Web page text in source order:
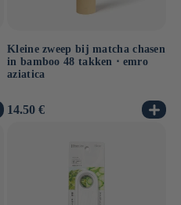
Kleine zweep bij matcha chasen
in bamboo 48 takken ⋅ emro
aziatica
Normale
14.50 €